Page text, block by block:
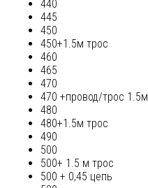
440
445
450
450+1.5м трос
460
465
470
470 +провод/трос 1.5м
480
480+1.5м трос
490
500
500+ 1.5 м трос
500 + 0,45 цепь